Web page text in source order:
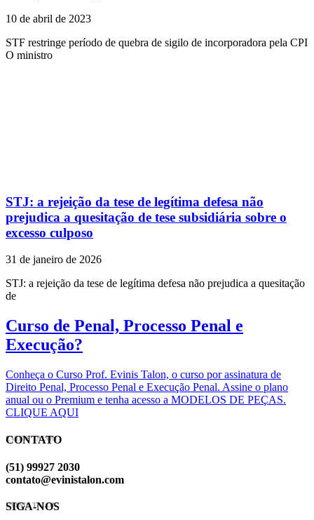
10 de abril de 2023
STF restringe período de quebra de sigilo de incorporadora pela CPI
O ministro
STJ: a rejeição da tese de legítima defesa não
prejudica a quesitação de tese subsidiária sobre o
excesso culposo
31 de janeiro de 2026
STJ: a rejeição da tese de legítima defesa não prejudica a quesitação
de
Curso de Penal, Processo Penal e
Execução?
Conheça o Curso Prof. Evinis Talon, o curso por assinatura de
Direito Penal, Processo Penal e Execução Penal. Assine o plano
anual ou o Premium e tenha acesso a MODELOS DE PEÇAS.
CLIQUE AQUI
EVINIS TALON
CONTATO
(51) 99927 2030
contato@evinistalon.com
EVINIS TALON
SIGA-NOS